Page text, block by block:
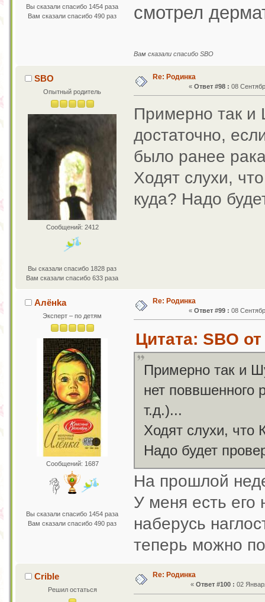
Вы сказали спасибо 1454 раза
Вам сказали спасибо 490 раз
смотрел
Вам сказали спасибо SBO
SBO
Опытный родитель
Сообщений: 2412
Вы сказали спасибо 1828 раз
Вам сказали спасибо 633 раза
Re: Родинка
«Ответ #98 : 08
Примерно так и
достаточно,
было ранее
Ходят слухи,
куда? Надо
Алёнkа
Эксперт – по детям
Сообщений: 1687
Вы сказали спасибо 1454 раза
Вам сказали спасибо 490 раз
Re: Родинка
«Ответ #99 : 08
Цитата: SBO
Примерно так и
нет поввшенного
т.д.)...
Ходят слухи, что
Надо будет
На прошлой
У меня есть его
наберусь
теперь можно
Crible
Решил остаться
Re: Родинка
« Ответ #100 : 02